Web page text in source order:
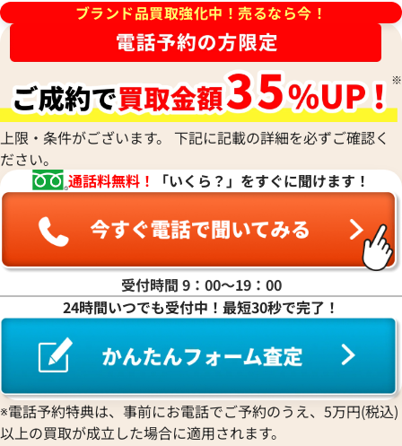
金のネックレス 買取
金のブレスレット 買取
金のブローチ 買取
金のペンダントトップ 買取
金の仏像 買取
金杯 買取
金歯 買取
金貨･銀貨 買取
大判･小判 買取
イエローゴールド 買取
ピンクゴールド 買取
ホワイトゴールド 買取
金コンビ 買取
プラチナ 買取
プラチナインゴット 買取
Pt1000 買取
Pt950 買取
Pt900 買取
Pt850 買取
ルビー 買取
サファイア 買取
オパール 買取
トルマリン 買取
翡翠 買取
パライバトルマリン 買取
パール 買取
シャネル買取
ルイ･ヴィトン 買取
カルティエ 買取
ティファニー 買取
ブルガリ 買取
ハリー･ウィンストン 買取
ヴァンクリーフ&
アーペル 買取
グッチ 買取
ブシュロン 買取
ミキモト 買取
ショーメ 買取
買取可能な商品をもっと見る
ロレックス 買取
フィリップ 買取
オーデマピゲ 買取
カルティエ 買取
エルメス 買取
シャネル 買取
オメガ 買取
タグ・ホイヤー 買取
ブレゲ 買取
リシャール・ミル
買取
ブライトリング
買取
ヴァシュロン・コンスタンタン 買取
A. ランゲ&
パネライ 買取
ブルガリ 買取
ブランド品買取強化中！売るなら今！
上限・条件がございます。 下記に記載の詳細を必ずご確認く
ださい。
通話料無料！
「いくら？」をすぐに聞けます！
受付時間 9：00〜19：00
24時間いつでも受付中！最短30秒で完了！
※電話予約特典は、事前にお電話でご予約のうえ、5万円(税込)
以上の買取が成立した場合に適用されます。